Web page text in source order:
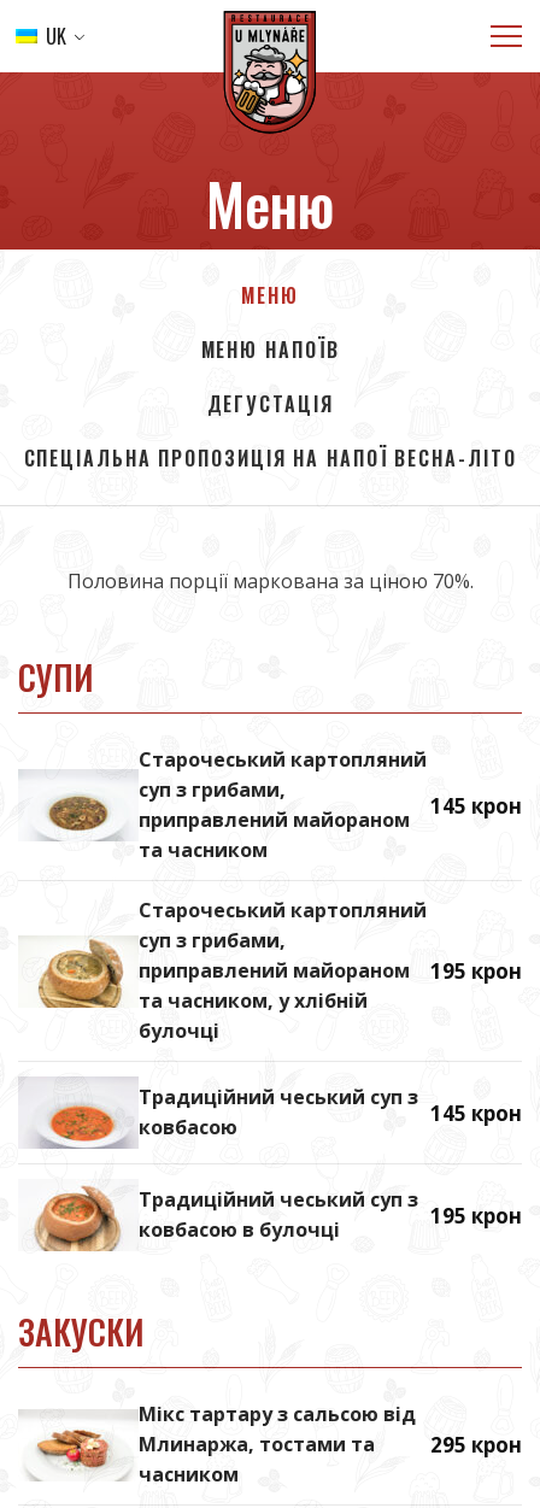
ВСТУП
МЕНЮ
КЕЙТЕРИНГ
ГАЛЕРЕЯ
КОНТАКТ
UK
Меню
МЕНЮ
МЕНЮ НАПОЇВ
ДЕГУСТАЦІЯ
СПЕЦІАЛЬНА ПРОПОЗИЦІЯ НА НАПОЇ ВЕСНА-ЛІТО
Половина порції маркована за ціною 70%.
СУПИ
Старочеський картопляний
суп з грибами,
приправлений майораном
та часником
145 крон
Старочеський картопляний
суп з грибами,
приправлений майораном
та часником, у хлібній
булочці
195 крон
Традиційний чеський суп з
ковбасою
145 крон
Традиційний чеський суп з
ковбасою в булочці
195 крон
ЗАКУСКИ
Мікс тартару з сальсою від
Млинаржа, тостами та
часником
295 крон